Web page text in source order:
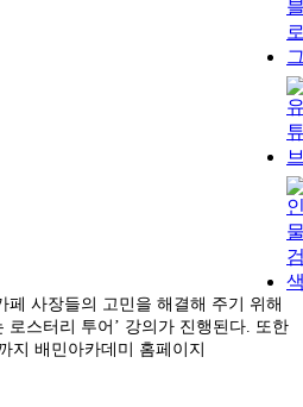
페 사장들의 고민을 해결해 주기 위해
스터리 투어’ 강의가 진행된다. 또한
지 배민아카데미 홈페이지